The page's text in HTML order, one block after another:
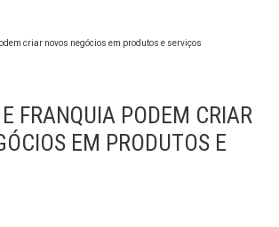
FRANQUIA PODEM CRIAR
EM PRODUTOS E